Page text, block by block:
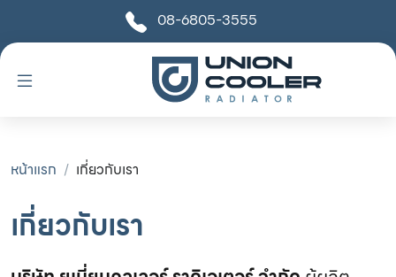
08-6805-3555
หน้าแรก เกี่ยวกับเรา
เกี่ยวกับเรา